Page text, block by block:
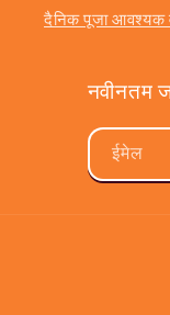
दैनिक पूजा आवश्यक
नवीनतम
ईमेल